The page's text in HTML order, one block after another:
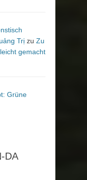
Trị zu Zu
gemacht
Grüne
DA